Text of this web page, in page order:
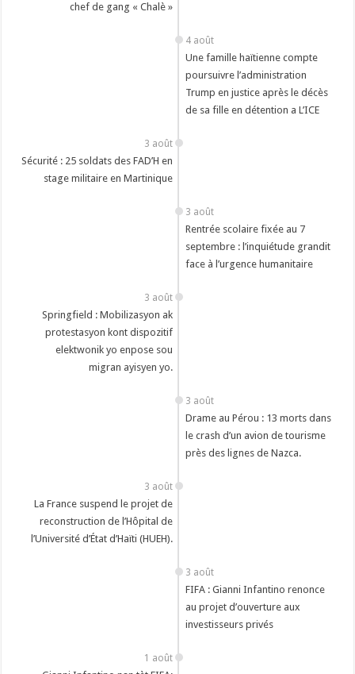
chef de gang « Chalè »
4 août
Une famille haïtienne compte
poursuivre l’administration
Trump en justice après le décès
de sa fille en détention a L’ICE
3 août
Sécurité : 25 soldats des FAD’H en
stage militaire en Martinique
3 août
Rentrée scolaire fixée au 7
septembre : l’inquiétude grandit
face à l’urgence humanitaire
3 août
Springfield : Mobilizasyon ak
protestasyon kont dispozitif
elektwonik yo enpose sou
migran ayisyen yo.
3 août
Drame au Pérou : 13 morts dans
le crash d’un avion de tourisme
près des lignes de Nazca.
3 août
La France suspend le projet de
reconstruction de l’Hôpital de
l’Université d’État d’Haïti (HUEH).
3 août
FIFA : Gianni Infantino renonce
au projet d’ouverture aux
investisseurs privés
1 août